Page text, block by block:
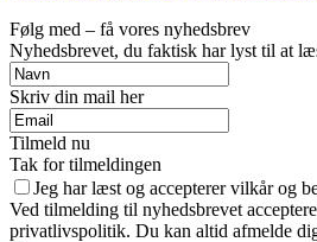
Følg med – få vores nyhedsbrev
Nyhedsbrevet, du faktisk har lyst til at
Skriv din mail her
Tilmeld nu
Tak for tilmeldingen
Jeg har læst og accepterer vilkår og
Ved tilmelding til nyhedsbrevet
privatlivspolitik. Du kan altid afmelde